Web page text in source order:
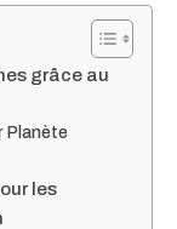
grâce au
Planète
les